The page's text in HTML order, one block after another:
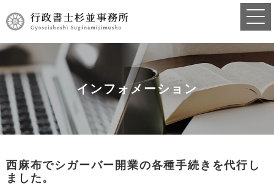
インフォメーション
西麻布でシガーバー開業の各種手続きを代行し
ました。